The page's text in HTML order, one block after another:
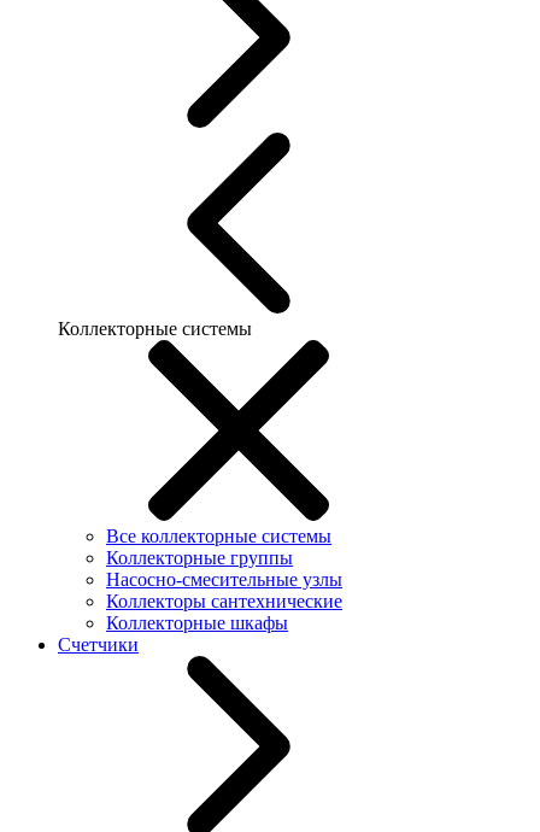
Коллекторные системы
Все коллекторные системы
Коллекторные группы
Насосно-смесительные узлы
Коллекторы сантехнические
Коллекторные шкафы
Счетчики